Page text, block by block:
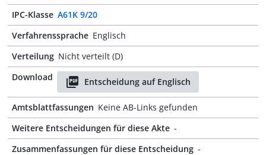
IPC-Klasse A61K 9/20
Verfahrenssprache Englisch
Verteilung Nicht verteilt (D)
Download
Entscheidung auf Englisch
Amtsblattfassungen Keine AB-Links gefunden
Weitere Entscheidungen für diese Akte -
Zusammenfassungen für diese Entscheidung -